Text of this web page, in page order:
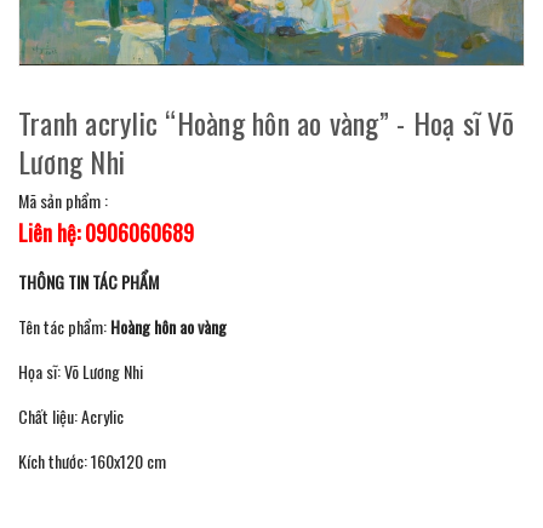
Tranh acrylic “Hoàng hôn ao vàng” - Hoạ sĩ Võ
Lương Nhi
Mã sản phẩm :
Liên hệ: 0906060689
THÔNG TIN TÁC PHẨM
Tên tác phẩm:Hoàng hôn ao vàng
Họa sĩ: Võ Lương Nhi
Chất liệu: Acrylic
Kích thước: 160x120 cm